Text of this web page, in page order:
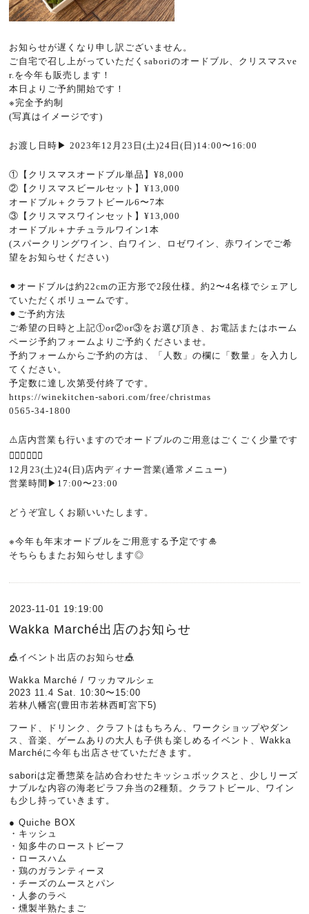
お知らせが遅くなり申し訳ございません。
ご自宅で召し上がっていただくsaboriのオードブル、クリスマスve
r.を今年も販売します！
本日よりご予約開始です！
※完全予約制
(写真はイメージです)
お渡し日時 ▶︎ 2023年12 月23 日(土)24 日( 日)14:00〜 16:00
①【クリスマスオードブル単品】¥8,000
②【クリスマスビールセット】¥13,000
オードブル＋クラフトビール6〜7本
③【クリスマスワインセット】¥13,000
オードブル＋ナチュラルワイン 1本
(スパークリングワイン、白ワイン、ロゼワイン、赤ワインでご希
望をお知らせください)
⚫︎オードブルは約22cmの正方形で2段仕様。約2〜4名様でシェアし
ていただくボリュームです。
⚫︎ご予約方法
ご希望の日時と上記①or②or③をお選び頂き、お電話またはホーム
ページ予約フォームよりご予約くださいませ。
予約フォームからご予約の方は、「人数」の欄に「数量」を入力し
てください。
予定数に達し次第受付終了です。
https://winekitchen-sabori.com/free/christmas
0565-34-1800
⚠️店内営業も行いますのでオードブルのご用意はごくごく少量です
🙇🏻‍♂️🙇🏻‍♀️
12 月23(土)24( 日)店内ディナー営業(通常メニュー)
営業時間 ▶︎ 17:00〜23:00
どうぞ宜しくお願いいたします。
※今年も年末オードブルをご用意する予定です 🎍
そちらもまたお知らせします◎
2023-11-01 19:19:00
Wakka Marché出店のお知らせ
🎪イベント出店のお知らせ🎪
Wakka Marché / ワッカマルシェ
2023 11.4 Sat. 10:30〜15:00
若林八幡宮(豊田市若林西町宮下5)
フード、ドリンク、クラフトはもちろん、ワークショップやダン
ス、音楽、ゲームありの大人も子供も楽しめるイベント、Wakka
Marchéに今年も出店させていただきます。
saboriは定番惣菜を詰め合わせたキッシュボックスと、少しリーズ
ナブルな内容の海老ピラフ弁当の2種類。クラフトビール、ワイン
も少し持っていきます。
● Quiche BOX
・キッシュ
・知多牛のローストビーフ
・ロースハム
・鶏のガランティーヌ
・チーズのムースとパン
・人参のラペ
・燻製半熟たまご